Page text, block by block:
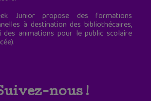
Junior propose des formations
à destination des bibliothécaires,
des animations pour le public scolaire
nous !